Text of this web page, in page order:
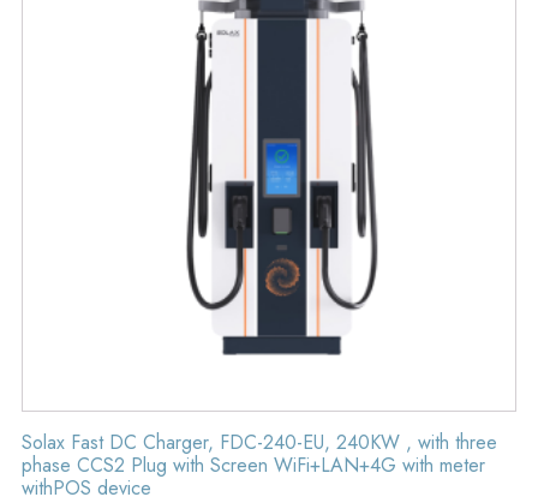
Solax Fast DC Charger, FDC-240-EU, 240KW , with three
phase CCS2 Plug with Screen WiFi+LAN+4G with meter
withPOS device